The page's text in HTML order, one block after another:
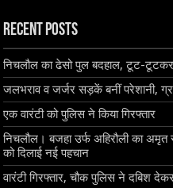
Recent Posts
निचलौल का ढेसो पुल बदहाल, टूट-टूटकर
जलभराव व जर्जर सड़कें बनीं परेशानी,
एक वारंटी को पुलिस ने किया गिरफ्तार
निचलौल। बजहा उर्फ अहिरौली का
को दिलाई नई पहचान
वारंटी गिरफ्तार, चौक पुलिस ने दबिश